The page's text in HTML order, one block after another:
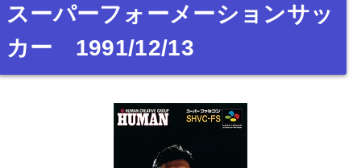
スーパーフォーメーションサッ
カー 1991/12/13